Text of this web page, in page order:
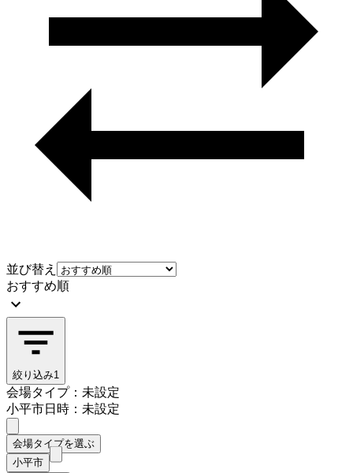
並び替え
おすすめ順
絞り込み1
会場タイプ：未設定
小平市日時：未設定
会場タイプを選ぶ
小平市